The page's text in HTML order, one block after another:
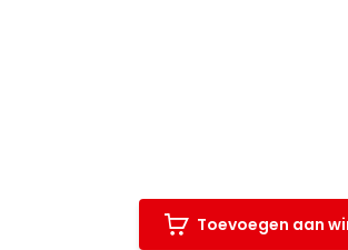
Toevoegen aan